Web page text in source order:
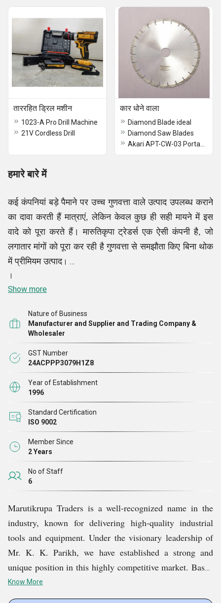
ताररहित ड्रिल मशीन
1023-A Pro Drill Machine
21V Cordless Drill
कार धोने वाला
Diamond Blade ideal
Diamond Saw Blades
हमारे बारे में
कई कंपनियां बड़े पैमाने पर उच्च गुणवत्ता वाले उत्पाद उपलब्ध कराने
का दावा करती हैं मात्राएं, लेकिन केवल कुछ ही सही मायने में इस
वादे को पूरा करते हैं। मारुतिकृपा ट्रेडर्स एक ऐसी कंपनी है, जो
लगातार मांगों को पूरा कर रही है गुणवत्ता से समझौता किए बिना थोक
में प्रीमियम उत्पाद।
1996 से, हमने खुद को एक विश्वसनीय ट्रेडर, सप्लायर के रूप में
और सेवा प्रदाता टूल्स, कटिंग मशीन, कटिंग ब्लेड, कॉर्डलेस ड्रिल
मशीन, कार वॉशर, आदि हमारी मजबूत बाजार प्रतिष्ठा किसकी नींव
पर बनी है नैतिकता, विश्वसनीयता, और गुणवत्ता आश्वासन। हम
बेहतर उत्पादों का स्रोत बनाते हैं प्रतिष्ठित विक्रेताओं से जो
डिज़ाइन, टिकाऊपन, और में विशिष्ट हैं परफ़ॉर्मेंस। उत्कृष्टता के
प्रति अपनी प्रतिबद्धता के माध्यम से, हम मिलना जारी रखते हैं दक्षता
और सत्यनिष्ठा के साथ हमारे ग्राहकों की बढ़ती ज़रूरतें
।
Show more
Nature of Business
Manufacturer and Supplier and Trading Company &
Wholesaler
GST Number
24ACPPP3079H1Z8
Year of Establishment
1996
Standard Certification
ISO 9002
Member Since
2 Years
No of Staff
6
Marutikrupa Traders is a well-recognized name in the
industry, known for delivering high-quality industrial
tools and equipment. Under the visionary leadership of
Mr. K. K. Parikh, we have established a strong and
unique position in this highly competitive market. Based
in Vadodara, Gujarat, India, we have been serving
customers with a premium range of products since 1996.
Know More